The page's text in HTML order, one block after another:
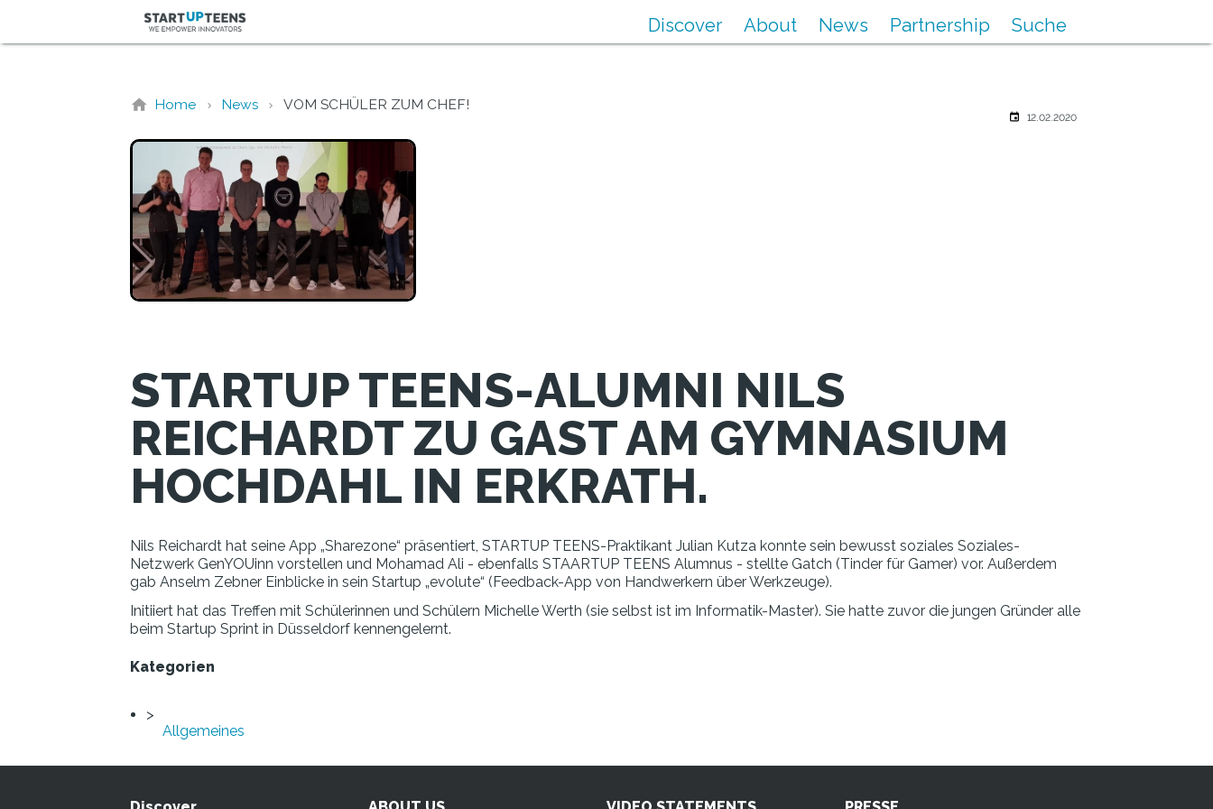
Discover About News Partnership Suche
Home News VOM SCHÜLER ZUM CHEF!
12.02.2020
STARTUP TEENS-ALUMNI NILS
REICHARDT ZU GAST AM GYMNASIUM
HOCHDAHL IN ERKRATH.
Nils Reichardt hat seine App „Sharezone“ präsentiert, STARTUP TEENS-Praktikant Julian Kutza konnte sein bewusst soziales Soziales-
Netzwerk GenYOUinn vorstellen und Mohamad Ali - ebenfalls STAARTUP TEENS Alumnus - stellte Gatch (Tinder für Gamer) vor. Außerdem
gab Anselm Zebner Einblicke in sein Startup „evolute“ (Feedback-App von Handwerkern über Werkzeuge).
Initiiert hat das Treffen mit Schülerinnen und Schülern Michelle Werth (sie selbst ist im Informatik-Master). Sie hatte zuvor die jungen Gründer alle
beim Startup Sprint in Düsseldorf kennengelernt.
Kategorien
Allgemeines